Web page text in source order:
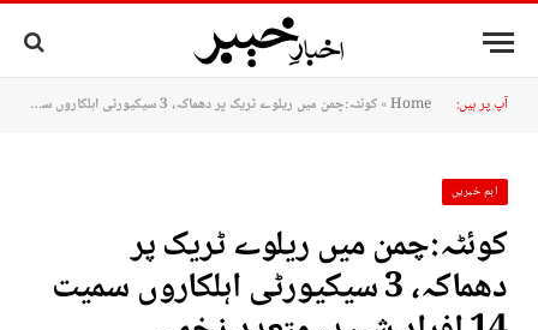
آپ پر ہیں: Home
»کوئٹہ:چمن میں ریلوے ٹریک پر دھماکہ، 3 سیکیورٹی اہلکاروں سمیت 14 افراد شہید، متعدد زخمی
اہم خبریں
کوئٹہ:چمن میں ریلوے ٹریک پر
دھماکہ، 3 سیکیورٹی اہلکاروں سمیت